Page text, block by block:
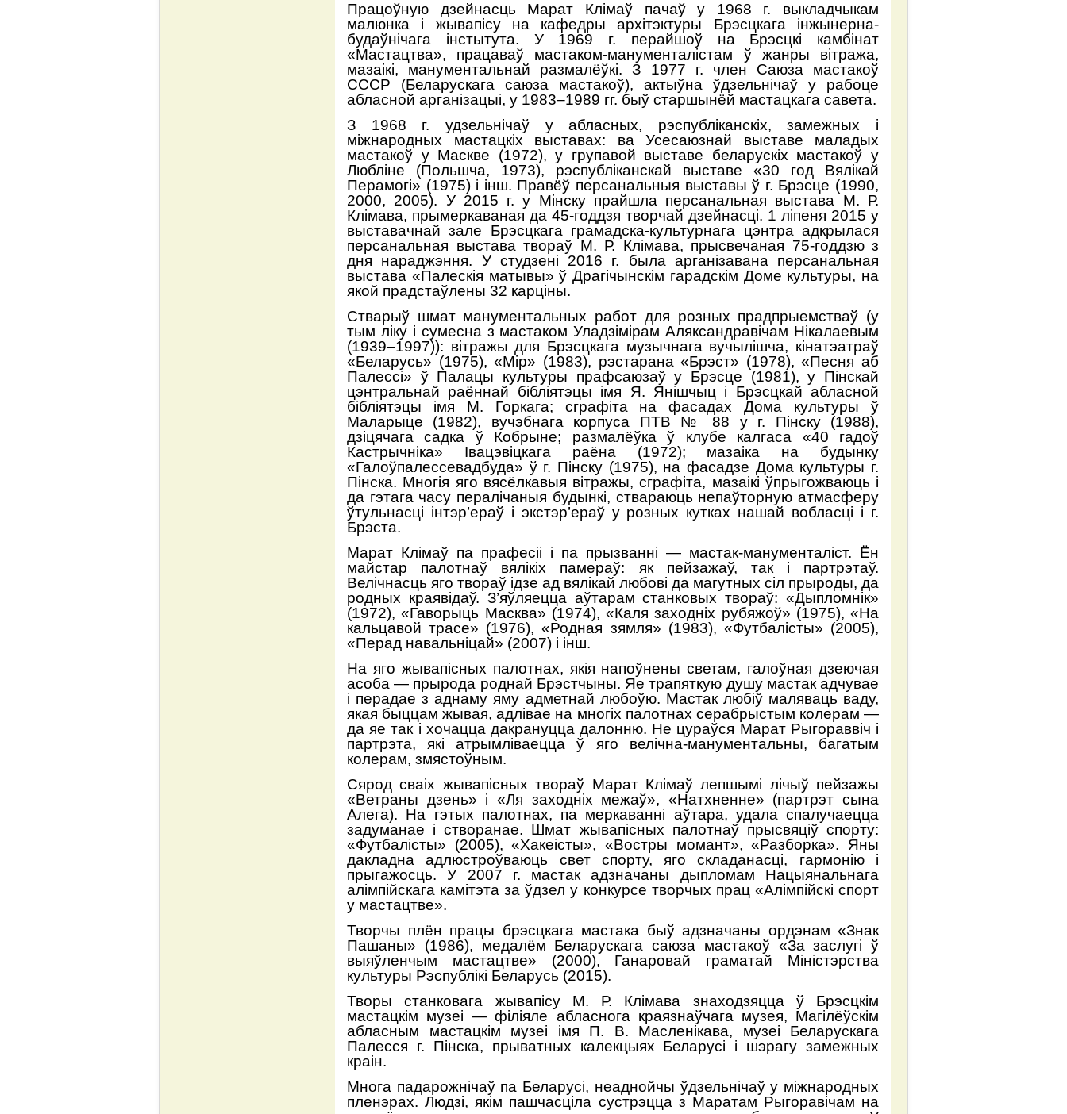
Працоўную дзейнасць Марат Клімаў пачаў у 1968 г. выкладчыкам
малюнка і жывапісу на кафедры архітэктуры Брэсцкага інжынерна-
будаўнічага інстытута. У 1969 г. перайшоў на Брэсцкі камбінат
«Мастацтва», працаваў мастаком-манументалістам ў жанры вітража,
мазаікі, манументальнай размалёўкі. З 1977 г. член Саюза мастакоў
СССР (Беларускага саюза мастакоў), актыўна ўдзельнічаў у рабоце
абласной арганізацыі, у 1983–1989 гг. быў старшынёй мастацкага савета.
З 1968 г. удзельнічаў у абласных, рэспубліканскіх, замежных і
міжнародных мастацкіх выставах: ва Усесаюзнай выставе маладых
мастакоў у Маскве (1972), у групавой выставе беларускіх мастакоў у
Любліне (Польшча, 1973), рэспубліканскай выставе «30 год Вялікай
Перамогі» (1975) і інш. Правёў персанальныя выставы ў г. Брэсце (1990,
2000, 2005). У 2015 г. у Мінску прайшла персанальная выстава М. Р.
Клімава, прымеркаваная да 45-годдзя творчай дзейнасці. 1 ліпеня 2015 у
выставачнай зале Брэсцкага грамадска-культурнага цэнтра адкрылася
персанальная выстава твораў М. Р. Клімава, прысвечаная 75-годдзю з
дня нараджэння. У студзені 2016 г. была арганізавана персанальная
выстава «Палескія матывы» ў Драгічынскім гарадскім Доме культуры, на
якой прадстаўлены 32 карціны.
Стварыў шмат манументальных работ для розных прадпрыемстваў (у
тым ліку і сумесна з мастаком Уладзімірам Аляксандравічам Нікалаевым
(1939–1997)): вітражы для Брэсцкага музычнага вучылішча, кінатэатраў
«Беларусь» (1975), «Мір» (1983), рэстарана «Брэст» (1978), «Песня аб
Палессі» ў Палацы культуры прафсаюзаў у Брэсце (1981), у Пінскай
цэнтральнай раённай бібліятэцы імя Я. Янішчыц і Брэсцкай абласной
бібліятэцы імя М. Горкага; сграфіта на фасадах Дома культуры ў
Маларыце (1982), вучэбнага корпуса ПТВ № 88 у г. Пінску (1988),
дзіцячага садка ў Кобрыне; размалёўка ў клубе калгаса «40 гадоў
Кастрычніка» Івацэвіцкага раёна (1972); мазаіка на будынку
«Галоўпалессевадбуда» ў г. Пінску (1975), на фасадзе Дома культуры г.
Пінска. Многія яго вясёлкавыя вітражы, сграфіта, мазаікі ўпрыгожваюць і
да гэтага часу пералічаныя будынкі, ствараюць непаўторную атмасферу
ўтульнасці інтэр’ераў і экстэр’ераў у розных кутках нашай вобласці і г.
Брэста.
Марат Клімаў па прафесіі і па прызванні — мастак-манументаліст. Ён
майстар палотнаў вялікіх памераў: як пейзажаў, так і партрэтаў.
Велічнасць яго твораў ідзе ад вялікай любові да магутных сіл прыроды, да
родных краявідаў. З’яўляецца аўтарам станковых твораў: «Дыпломнік»
(1972), «Гаворыць Масква» (1974), «Каля заходніх рубяжоў» (1975), «На
кальцавой трасе» (1976), «Родная зямля» (1983), «Футбалісты» (2005),
«Перад навальніцай» (2007) і інш.
На яго жывапісных палотнах, якія напоўнены светам, галоўная дзеючая
асоба — прырода роднай Брэстчыны. Яе трапяткую душу мастак адчувае
і перадае з аднаму яму адметнай любоўю. Мастак любіў маляваць ваду,
якая быццам жывая, адлівае на многіх палотнах серабрыстым колерам —
да яе так і хочацца дакрануцца далонню. Не цураўся Марат Рыгораввіч і
партрэта, які атрымліваецца ў яго велічна-манументальны, багатым
колерам, змястоўным.
Сярод сваіх жывапісных твораў Марат Клімаў лепшымі лічыў пейзажы
«Ветраны дзень» і «Ля заходніх межаў», «Натхненне» (партрэт сына
Алега). На гэтых палотнах, па меркаванні аўтара, удала спалучаецца
задуманае і створанае. Шмат жывапісных палотнаў прысвяціў спорту:
«Футбалісты» (2005), «Хакеісты», «Востры момант», «Разборка». Яны
дакладна адлюстроўваюць свет спорту, яго складанасці, гармонію і
прыгажосць. У 2007 г. мастак адзначаны дыпломам Нацыянальнага
алімпійскага камітэта за ўдзел у конкурсе творчых прац «Алімпійскі спорт
у мастацтве».
Творчы плён працы брэсцкага мастака быў адзначаны ордэнам «Знак
Пашаны» (1986), медалём Беларускага саюза мастакоў «За заслугі ў
выяўленчым мастацтве» (2000), Ганаровай граматай Міністэрства
культуры Рэспублікі Беларусь (2015).
Творы станковага жывапісу М. Р. Клімава знаходзяцца ў Брэсцкім
мастацкім музеі — філіяле абласнога краязнаўчага музея, Магілёўскім
абласным мастацкім музеі імя П. В. Масленікава, музеі Беларускага
Палесся г. Пінска, прыватных калекцыях Беларусі і шэрагу замежных
краін.
Многа падарожнічаў па Беларусі, неаднойчы ўдзельнічаў у міжнародных
пленэрах. Людзі, якім пашчасціла сустрэцца з Маратам Рыгоравічам на